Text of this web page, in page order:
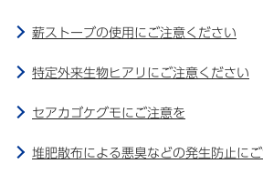
薪ストーブの使用にご注意ください
特定外来生物ヒアリにご注意ください
セアカゴケグモにご注意を
堆肥散布による悪臭などの発生防止に